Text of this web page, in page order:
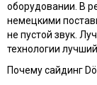
оборудовании. В
немецкими
не пустой звук.
технологии
Почему сайдинг